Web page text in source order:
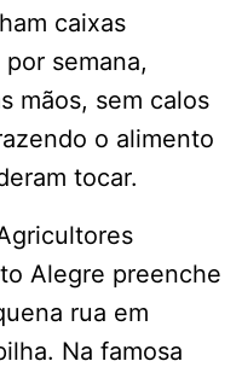
caixas
semana,
mãos, sem calos
o alimento
tocar.
Alegre preenche
rua em
Na famosa